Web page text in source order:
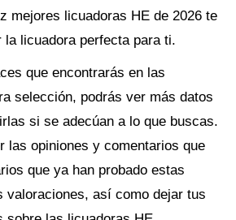
mejores licuadoras HE de 2026 te
la licuadora perfecta para ti.
que encontrarás en las
selección, podrás ver más datos
si se adecúan a lo que buscas.
las opiniones y comentarios que
que ya han probado estas
valoraciones, así como dejar tus